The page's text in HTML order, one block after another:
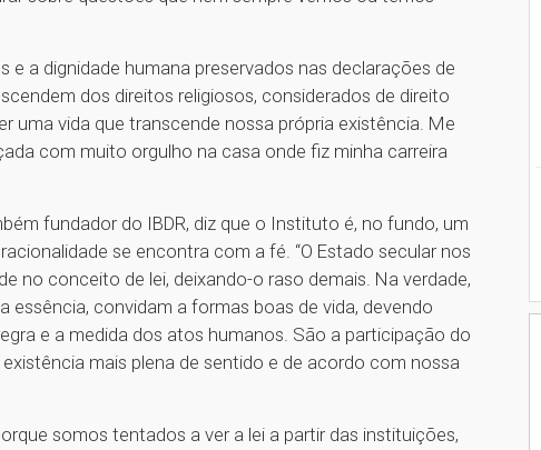
e a dignidade humana preservados nas declarações de
dos direitos religiosos, considerados de direito
uma vida que transcende nossa própria existência. Me
com muito orgulho na casa onde fiz minha carreira
fundador do IBDR, diz que o Instituto é, no fundo, um
se encontra com a fé. “O Estado secular nos
no conceito de lei, deixando-o raso demais. Na verdade,
essência, convidam a formas boas de vida, devendo
e a medida dos atos humanos. São a participação do
mais plena de sentido e de acordo com nossa
somos tentados a ver a lei a partir das instituições,